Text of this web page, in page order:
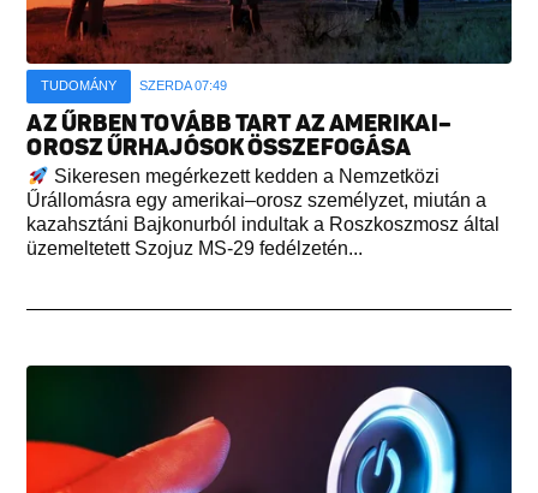
TUDOMÁNY SZERDA 07:49
AZ ŰRBEN TOVÁBB TART AZ AMERIKAI–
OROSZ ŰRHAJÓSOK ÖSSZEFOGÁSA
Sikeresen megérkezett kedden a Nemzetközi
Űrállomásra egy amerikai–orosz személyzet, miután a
kazahsztáni Bajkonurból indultak a Roszkoszmosz által
üzemeltetett Szojuz MS-29 fedélzetén...